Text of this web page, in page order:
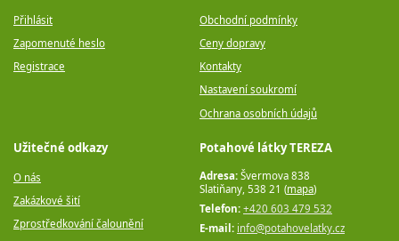
Potahové látky TEREZA
Adresa: Švermova 838
Slatiňany, 538 21 (mapa)
Telefon: +420 603 479 532
E-mail: info@potahovelatky.cz
Přihlásit
Zapomenuté heslo
Registrace
Obchodní podmínky
Ceny dopravy
Kontakty
Nastavení soukromí
Ochrana osobních údajů
Užitečné odkazy
O nás
Zakázkové šití
Zprostředkování čalounění